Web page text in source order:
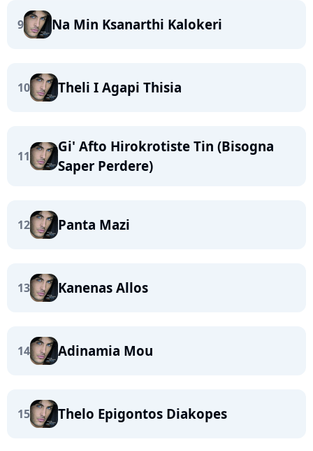
9 Na Min Ksanarthi Kalokeri
10 Theli I Agapi Thisia
11
Gi' Afto Hirokrotiste Tin (Bisogna
Saper Perdere)
12 Panta Mazi
13 Kanenas Allos
14 Adinamia Mou
15 Thelo Epigontos Diakopes